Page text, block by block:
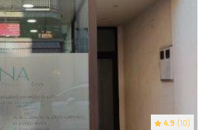
4.9 (10)